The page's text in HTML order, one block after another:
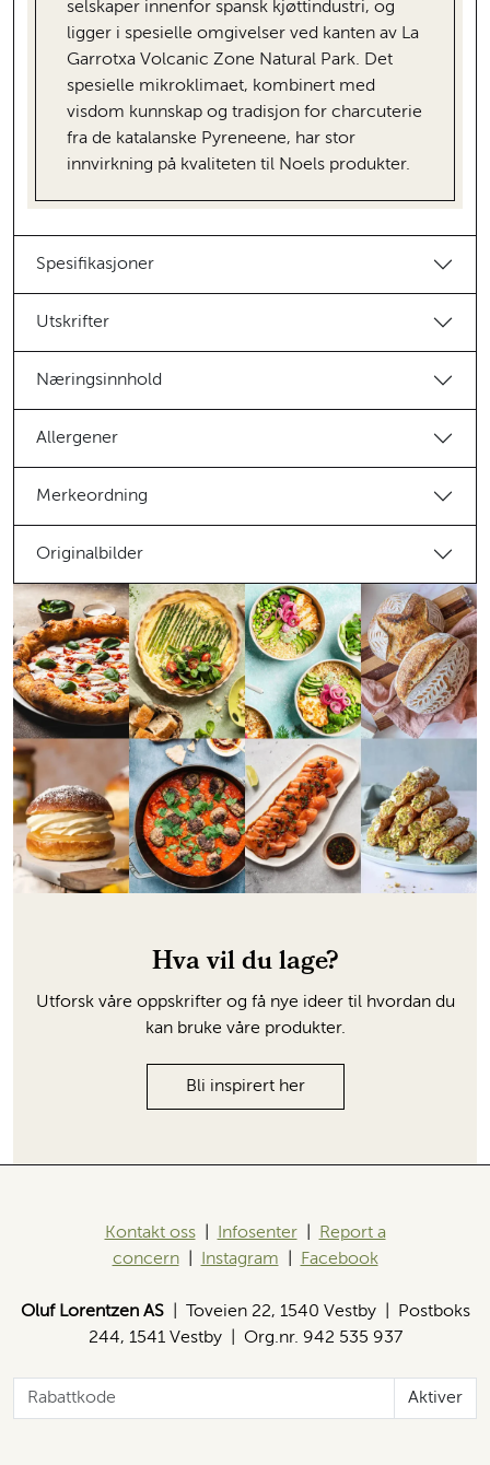
selskaper innenfor spansk kjøttindustri, og
ligger i spesielle omgivelser ved kanten av La
Garrotxa Volcanic Zone Natural Park. Det
spesielle mikroklimaet, kombinert med
visdom kunnskap og tradisjon for charcuterie
fra de katalanske Pyreneene, har stor
innvirkning på kvaliteten til Noels produkter.
Spesifikasjoner
Utskrifter
Næringsinnhold
Allergener
Merkeordning
Originalbilder
Hva vil du lage?
Utforsk våre oppskrifter og få nye ideer til hvordan du
kan bruke våre produkter.
Bli inspirert her
Kontakt oss| Infosenter|
Report a
concern| Instagram Facebook
Oluf Lorentzen AS| Toveien 22, 1540 Vestby | Postboks
244, 1541 Vestby | Org.nr. 942 535 937
Aktiver